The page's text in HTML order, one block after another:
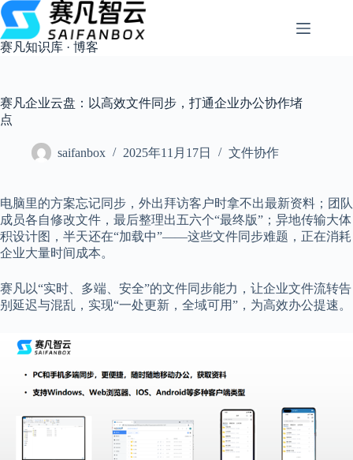
跳
过
内
容
赛凡知识库 · 博客
赛凡企业云盘：以高效文件同步，打通企业办公协作堵
点
saifanbox 2025年11月17日 文件协作
电脑里的方案忘记同步，外出拜访客户时拿不出最新资料；团队
成员各自修改文件，最后整理出五六个“最终版”；异地传输大体
积设计图，半天还在“加载中”——这些文件同步难题，正在消耗
企业大量时间成本。
赛凡以“实时、多端、安全”的文件同步能力，让企业文件流转告
别延迟与混乱，实现“一处更新，全域可用”，为高效办公提速。